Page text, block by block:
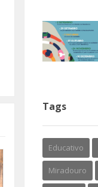
Tags
Educativo
Miradouro